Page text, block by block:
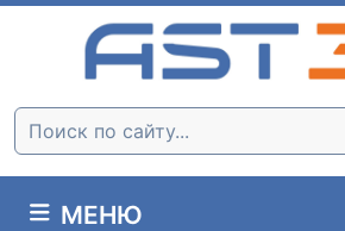
Skip
Поиск:
МЕНЮ